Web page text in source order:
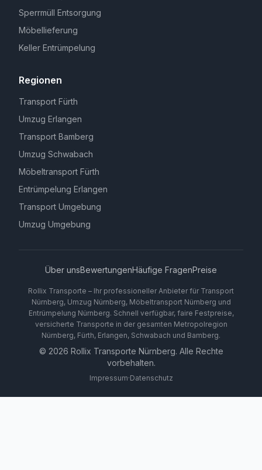
Sperrmüll Entsorgung
Möbellieferung
Keller Entrümpelung
Regionen
Transport Fürth
Umzug Erlangen
Transport Bamberg
Umzug Schwabach
Möbeltransport Fürth
Entrümpelung Erlangen
Transport Umgebung
Umzug Umgebung
Über unsBewertungenHäufige FragenPreise
Rollix Transporte – Ihr professioneller Anbieter für Transport
Nürnberg, Umzug Nürnberg, Möbeltransport Nürnberg und
Entrümpelung Nürnberg. Schnell verfügbar, faire Festpreise,
versicherte Transporte in der gesamten Metropolregion
Nürnberg, Fürth, Erlangen, Schwabach und Bamberg.
© 2026 Rollix Transporte Nürnberg. Alle Rechte
vorbehalten.
Impressum·Datenschutz